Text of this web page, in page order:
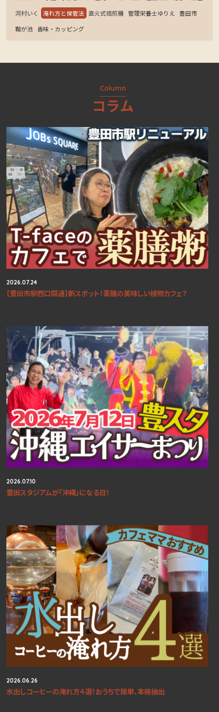
河村いく
淹れ方と保管法 直火式焙煎機 管理栄養士ゆりえ
豊田市
鞍が池 香味・カッピング
Column
コラム
2026.07.24
【豊田市駅西口開通】新スポット！薬膳の美味しい植物カフェ？
2026.07.10
豊田スタジアムが「沖縄」になる日！
2026.06.26
水出しコーヒーの淹れ方４選！おうちで簡単、本格抽出